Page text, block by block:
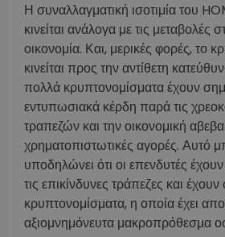
Η συναλλαγματική ισοτιμία του
κινείται ανάλογα με τις μεταβολές
οικονομία. Και, μερικές φορές, το
κινείται προς την αντίθετη
πολλά κρυπτονομίσματα έχουν
εντυπωσιακά κέρδη παρά τις
τραπεζών και την οικονομική
χρηματοπιστωτικές αγορές. Αυτό
υποδηλώνει ότι οι επενδυτές
τις επικίνδυνες τράπεζες και
κρυπτονομίσματα, η οποία έχει
αξιομνημόνευτα μακροπρόθεσμα